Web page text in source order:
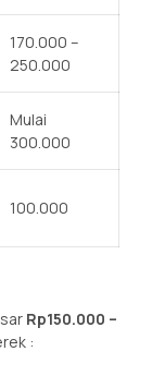
170.000 –
250.000
Mulai
300.000
100.000
Rp150.000 –
: